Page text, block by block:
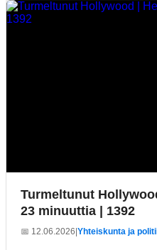
Turmeltunut
23 minuuttia | 1392
📅 12.06.2026 Yhteiskunta ja